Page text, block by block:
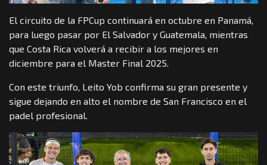
El circuito de la FPCup continuará en octubre en Panamá,
para luego pasar por El Salvador y Guatemala, mientras
que Costa Rica volverá a recibir a los mejores en
diciembre para el Master Final 2025.
Con este triunfo, Leito Yob confirma su gran presente y
sigue dejando en alto el nombre de San Francisco en el
padel profesional.